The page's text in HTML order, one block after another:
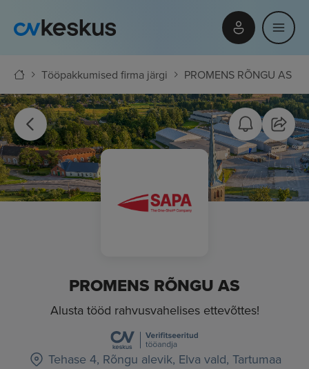
Tööpakkumised firma järgi PROMENS RÕNGU AS
PROMENS RÕNGU AS
Alusta tööd rahvusvahelises ettevõttes!
Tehase 4, Rõngu alevik, Elva vald, Tartumaa